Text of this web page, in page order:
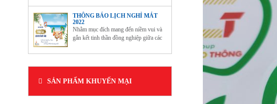
Đầu tư Bách Vượng đã quyết định triển
khai chương trình thi đua đặc biệt mang
tên: “Ngôi sao Kinh doanh Bách
Vượng 2021”.
THÔNG BÁO LỊCH NGHỈ MÁT
2022
Nhằm mục đích mang đến niềm vui và
gắn kết tinh thần đồng nghiệp giữa các
Tập đoàn Đầu tư Bách Vượng tổ chức
SẢN PHẨM KHUYẾN MẠI